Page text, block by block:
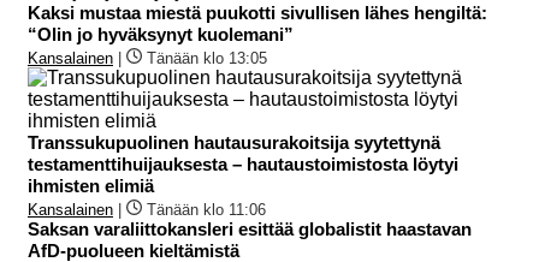
Kaksi mustaa miestä puukotti sivullisen lähes hengiltä:
“Olin jo hyväksynyt kuolemani”
Kansalainen Tänään klo 13:05
Transsukupuolinen hautausurakoitsija syytettynä
testamenttihuijauksesta – hautaustoimistosta löytyi
ihmisten elimiä
Kansalainen Tänään klo 11:06
Saksan varaliittokansleri esittää globalistit haastavan
AfD-puolueen kieltämistä